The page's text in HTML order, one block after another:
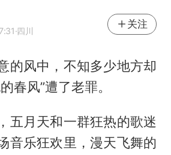
·四川
关注
的风中，不知多少地方却
春风”遭了老罪。
五月天和一群狂热的歌迷
音乐狂欢里，漫天飞舞的